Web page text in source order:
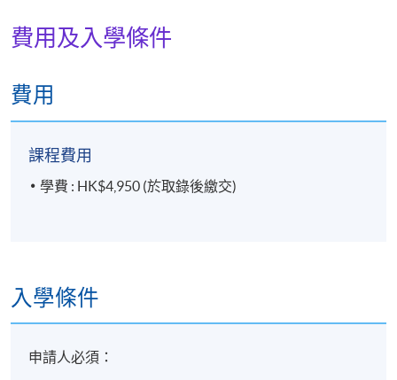
日期 / 時間
修業期
每講3小時
費用及入學條件
費用
課程費用
學費 : HK$4,950 (於取錄後繳交)
入學條件
申請人必須：